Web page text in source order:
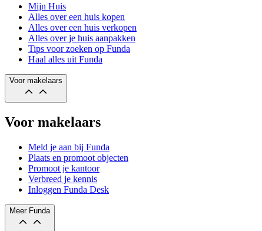
Mijn Huis
Alles over een huis kopen
Alles over een huis verkopen
Alles over je huis aanpakken
Tips voor zoeken op Funda
Haal alles uit Funda
Voor makelaars
Voor makelaars
Meld je aan bij Funda
Plaats en promoot objecten
Promoot je kantoor
Verbreed je kennis
Inloggen Funda Desk
Meer Funda